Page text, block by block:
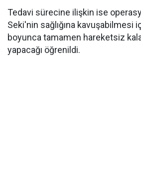
Tedavi sürecine ilişkin ise
Seki'nin sağlığına kavuşabilmesi
boyunca tamamen hareketsiz
yapacağı öğrenildi.